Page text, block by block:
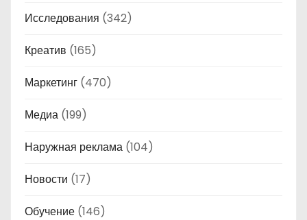
Исследования (342)
Креатив (165)
Маркетинг (470)
Медиа (199)
Наружная реклама (104)
Новости (17)
Обучение (146)